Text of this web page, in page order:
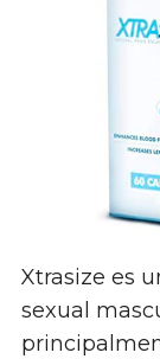
Xtrasize es
sexual